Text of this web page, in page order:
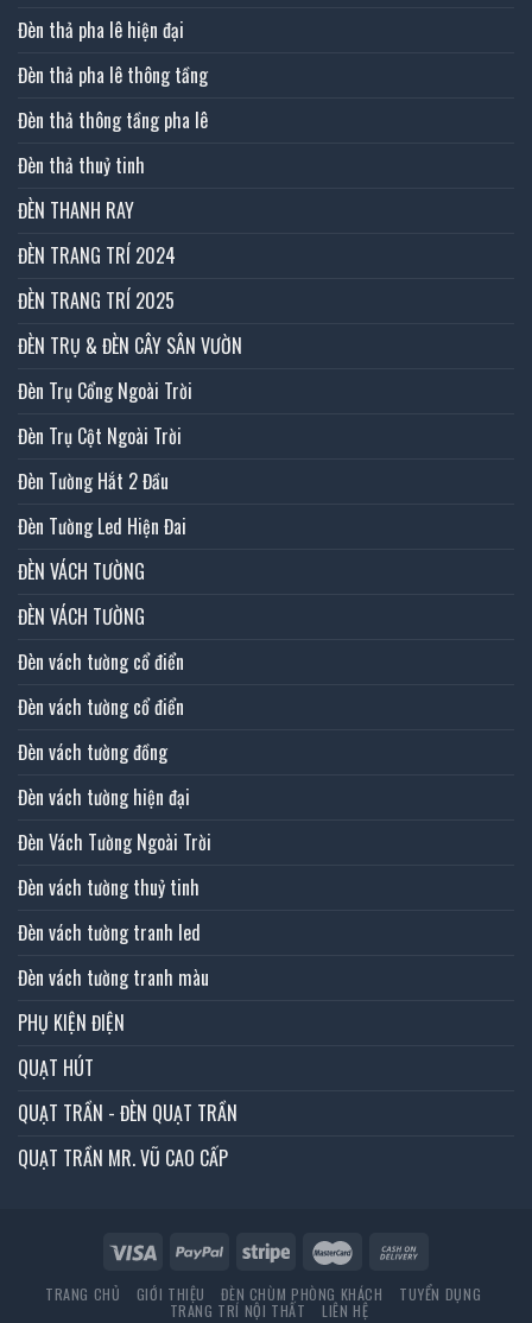
Đèn thả pha lê hiện đại
Đèn thả pha lê thông tầng
Đèn thả thông tầng pha lê
Đèn thả thuỷ tinh
ĐÈN THANH RAY
ĐÈN TRANG TRÍ 2024
ĐÈN TRANG TRÍ 2025
ĐÈN TRỤ & ĐÈN CÂY SÂN VƯỜN
Đèn Trụ Cổng Ngoài Trời
Đèn Trụ Cột Ngoài Trời
Đèn Tường Hắt 2 Đầu
Đèn Tường Led Hiện Đai
ĐÈN VÁCH TƯỜNG
ĐÈN VÁCH TƯỜNG
Đèn vách tường cổ điển
Đèn vách tường cổ điển
Đèn vách tường đồng
Đèn vách tường hiện đại
Đèn Vách Tường Ngoài Trời
Đèn vách tường thuỷ tinh
Đèn vách tường tranh led
Đèn vách tường tranh màu
PHỤ KIỆN ĐIỆN
QUẠT HÚT
QUẠT TRẦN - ĐÈN QUẠT TRẦN
QUẠT TRẦN MR. VŨ CAO CẤP
TRANG CHỦ GIỚI THIỆU ĐÈN CHÙM PHÒNG KHÁCH TUYỂN DỤNG
TRANG TRÍ NỘI THẤT LIÊN HỆ